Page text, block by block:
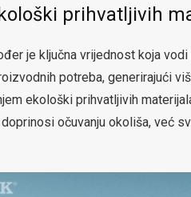
prihvatljivih
je ključna vrijednost koja
potreba, generirajući
ekološki prihvatljivih
očuvanju okoliša, već